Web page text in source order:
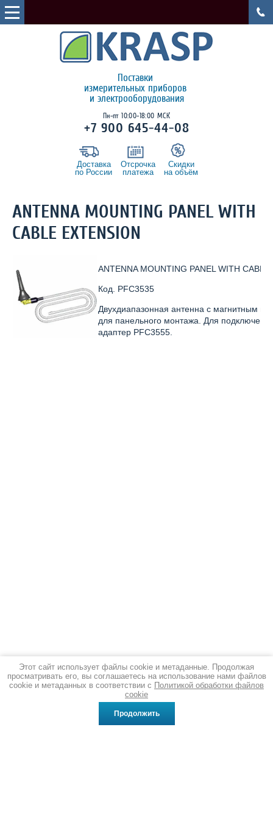
Поставки
измерительных приборов
и электрооборудования
Пн-пт 10:00-18:00 МСК
+7 900 645-44-08
Доставка
по России
Отсрочка
платежа
Скидки
на объём
ANTENNA MOUNTING PANEL WITH
CABLE EXTENSION
ANTENNA MOUNTING PANEL WITH CABLE
Код. PFC3535
Двухдиапазонная антенна с магнитным
для панельного монтажа. Для
адаптер PFC3555.
Этот сайт использует файлы cookie и метаданные. Продолжая
просматривать его, вы соглашаетесь на использование нами файлов
cookie и метаданных в соответствии с Политикой обработки файлов
cookie
Продолжить